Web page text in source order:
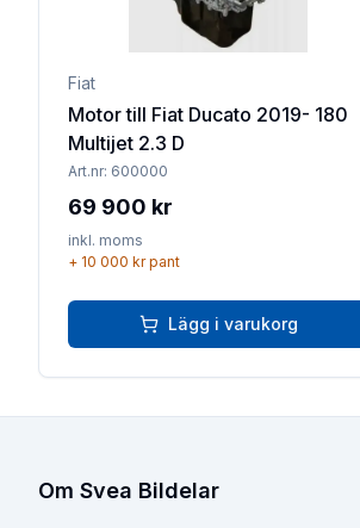
Fiat
Motor till Fiat Ducato 2019- 180
Multijet 2.3 D
Art.nr: 600000
69 900 kr
inkl. moms
+ 10 000 krpant
Lägg i varukorg
Om Svea Bildelar